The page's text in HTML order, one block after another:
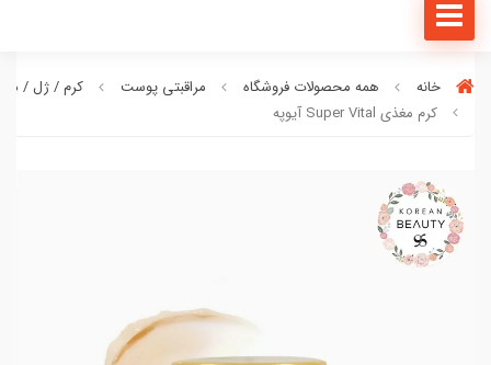
خانه همه محصولات فروشگاه مراقبتی پوست
کرم / ژل /
کرم مغذی Super Vital آیوپه